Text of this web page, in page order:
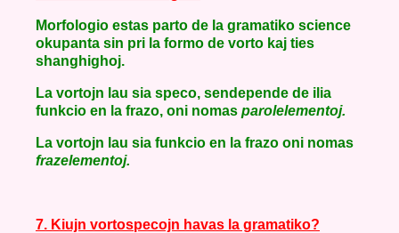
Morfologio estas parto de la gramatiko science
okupanta sin pri la formo de vorto kaj ties
shanghighoj.
La vortojn lau sia speco, sendepende de ilia
funkcio en la frazo, oni nomas parolelementoj.
La vortojn lau sia funkcio en la frazo oni nomas
frazelementoj.
7. Kiujn vortospecojn havas la gramatiko?